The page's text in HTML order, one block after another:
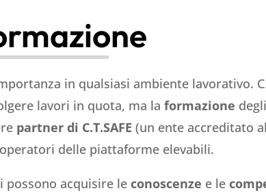
in qualsiasi ambiente lavorativo.
lavori in quota, ma la formazione
partner di C.T.SAFE (un ente accreditato
delle piattaforme elevabili.
possono acquisire le conoscenze e le